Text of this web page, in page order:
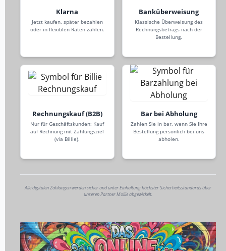
Klarna
Jetzt kaufen, später bezahlen
oder in flexiblen Raten zahlen.
Banküberweisung
Klassische Überweisung des
Rechnungsbetrags nach der
Bestellung.
Rechnungskauf (B2B)
Nur für Geschäftskunden: Kauf
auf Rechnung mit Zahlungsziel
(via Billie).
Bar bei Abholung
Zahlen Sie in bar, wenn Sie Ihre
Bestellung persönlich bei uns
abholen.
Alle digitalen Zahlungen werden sicher und unter Einhaltung höchster Sicherheitsstandards über
unseren Partner Mollie abgewickelt.